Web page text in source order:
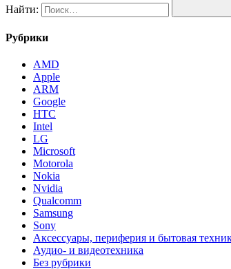
Найти:
Рубрики
AMD
Apple
ARM
Google
HTC
Intel
LG
Microsoft
Motorola
Nokia
Nvidia
Qualcomm
Samsung
Sony
Аксессуары, периферия и бытовая
Аудио- и видеотехника
Без рубрики